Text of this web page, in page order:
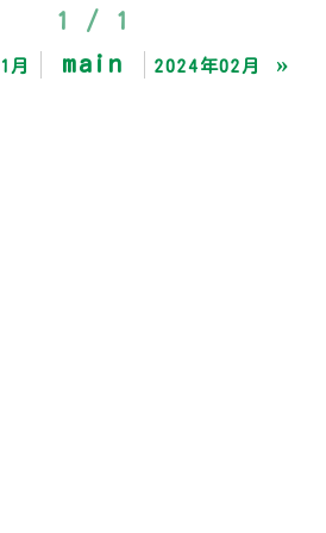
1 / 1
月 main 2024年02月 »